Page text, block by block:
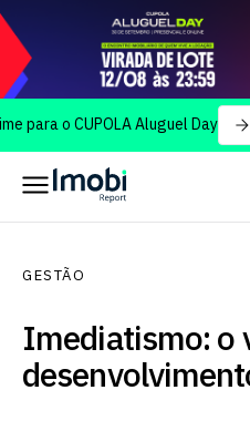
CUPOLA Aluguel Day
GESTÃO
Imediatismo: o